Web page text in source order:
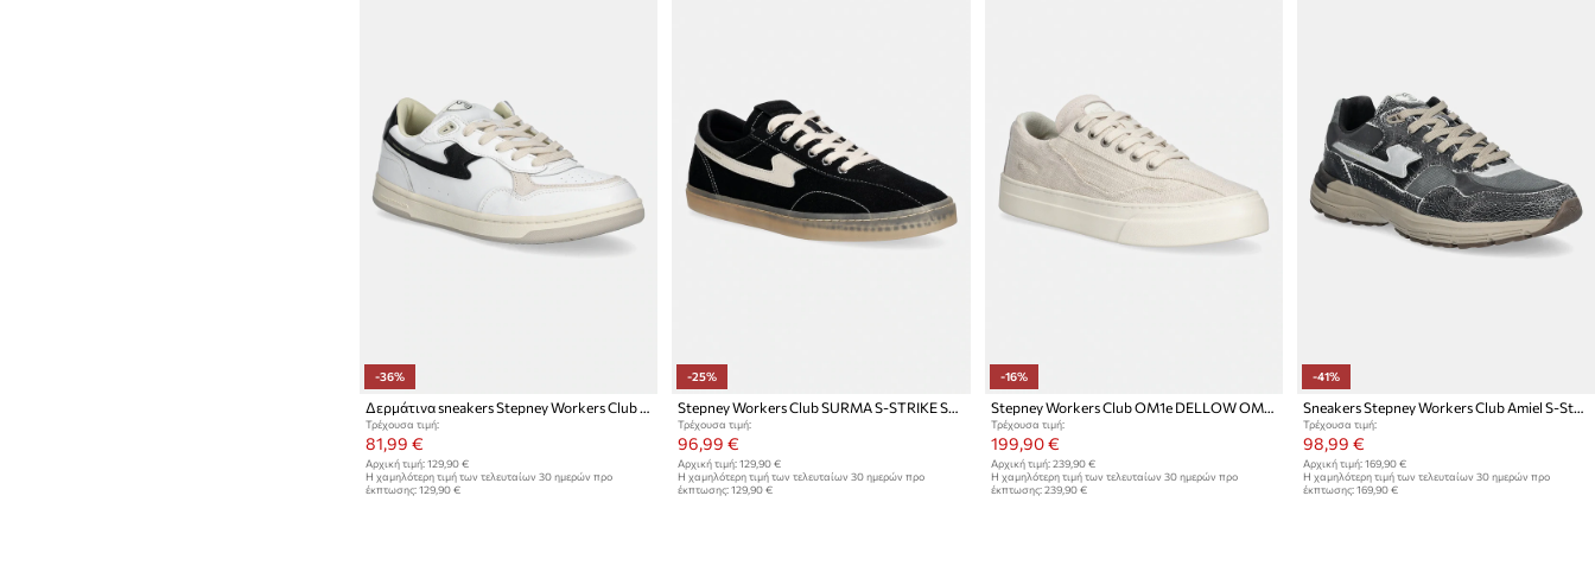
-36%
Δερμάτινα sneakers Stepney Workers Club Pro-Cup 01 S-Strike
Τρέχουσα τιμή:
81,99 €
Αρχική τιμή: 129,90 €
Η χαμηλότερη τιμή των τελευταίων 30 ημερών προ
έκπτωσης: 129,90 €
-25%
Stepney Workers Club SURMA S-STRIKE SUEDE sneakers Ανδρικά σουέτ
Τρέχουσα τιμή:
96,99 €
Αρχική τιμή: 129,90 €
Η χαμηλότερη τιμή των τελευταίων 30 ημερών προ
έκπτωσης: 129,90 €
-16%
Stepney Workers Club OM1e DELLOW OMNI SAND-WASH CANVAS πάνινα sneakers Ανδρικά
Τρέχουσα τιμή:
199,90 €
Αρχική τιμή: 239,90 €
Η χαμηλότερη τιμή των τελευταίων 30 ημερών προ
έκπτωσης: 239,90 €
-41%
Sneakers Stepney Workers Club Amiel S-Strike Geo-Merged
Τρέχουσα τιμή:
98,99 €
Αρχική τιμή: 169,90 €
Η χαμηλότερη τιμή των τελευταίων 30 ημερών προ
έκπτωσης: 169,90 €